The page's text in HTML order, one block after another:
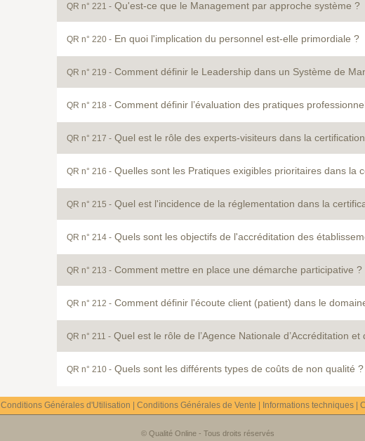
QR n° 221 - Qu'est-ce que le Management par approche système ?
QR n° 220 - En quoi l'implication du personnel est-elle primordiale ?
QR n° 219 - Comment définir le Leadership dans un Système de
QR n° 218 - Comment définir l’évaluation des pratiques
QR n° 217 - Quel est le rôle des experts-visiteurs dans la
QR n° 216 - Quelles sont les Pratiques exigibles prioritaires dans la
QR n° 215 - Quel est l'incidence de la réglementation dans la
QR n° 214 - Quels sont les objectifs de l'accréditation des
QR n° 213 - Comment mettre en place une démarche participative ?
QR n° 212 - Comment définir l'écoute client (patient) dans le
QR n° 211 - Quel est le rôle de l’Agence Nationale d’Accréditation et
QR n° 210 - Quels sont les différents types de coûts de non qualité ?
Conditions Générales d'Utilisation | Conditions Générales de Vente | Informations techniques |
© Qualité Online - Tous droits réservés